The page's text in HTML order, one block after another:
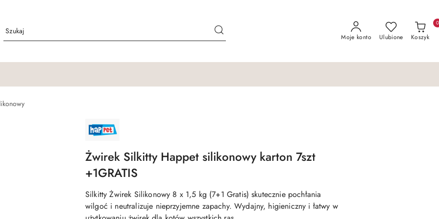
Moje konto Ulubione Koszyk
0
NAZWA
PRODUCENTA:
HAPPET
Żwirek Silkitty Happet silikonowy karton 7szt
+1GRATIS
Silkitty Żwirek Silikonowy 8 x 1,5 kg (7+1 Gratis) skutecznie pochłania
wilgoć i neutralizuje nieprzyjemne zapachy. Wydajny, higieniczny i łatwy w